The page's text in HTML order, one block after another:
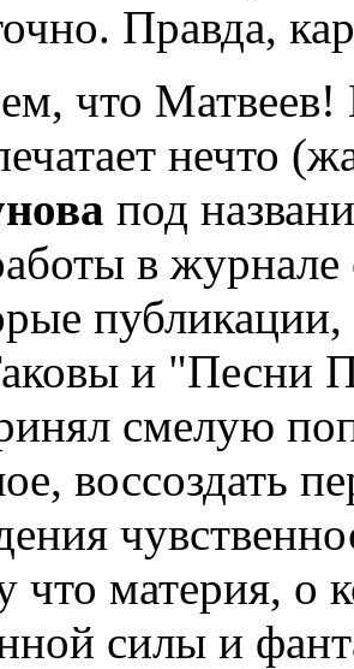
Правда,
что
нечто
под
в журнале
и "Песни
смелую
воссоздать
что материя, о
силы и